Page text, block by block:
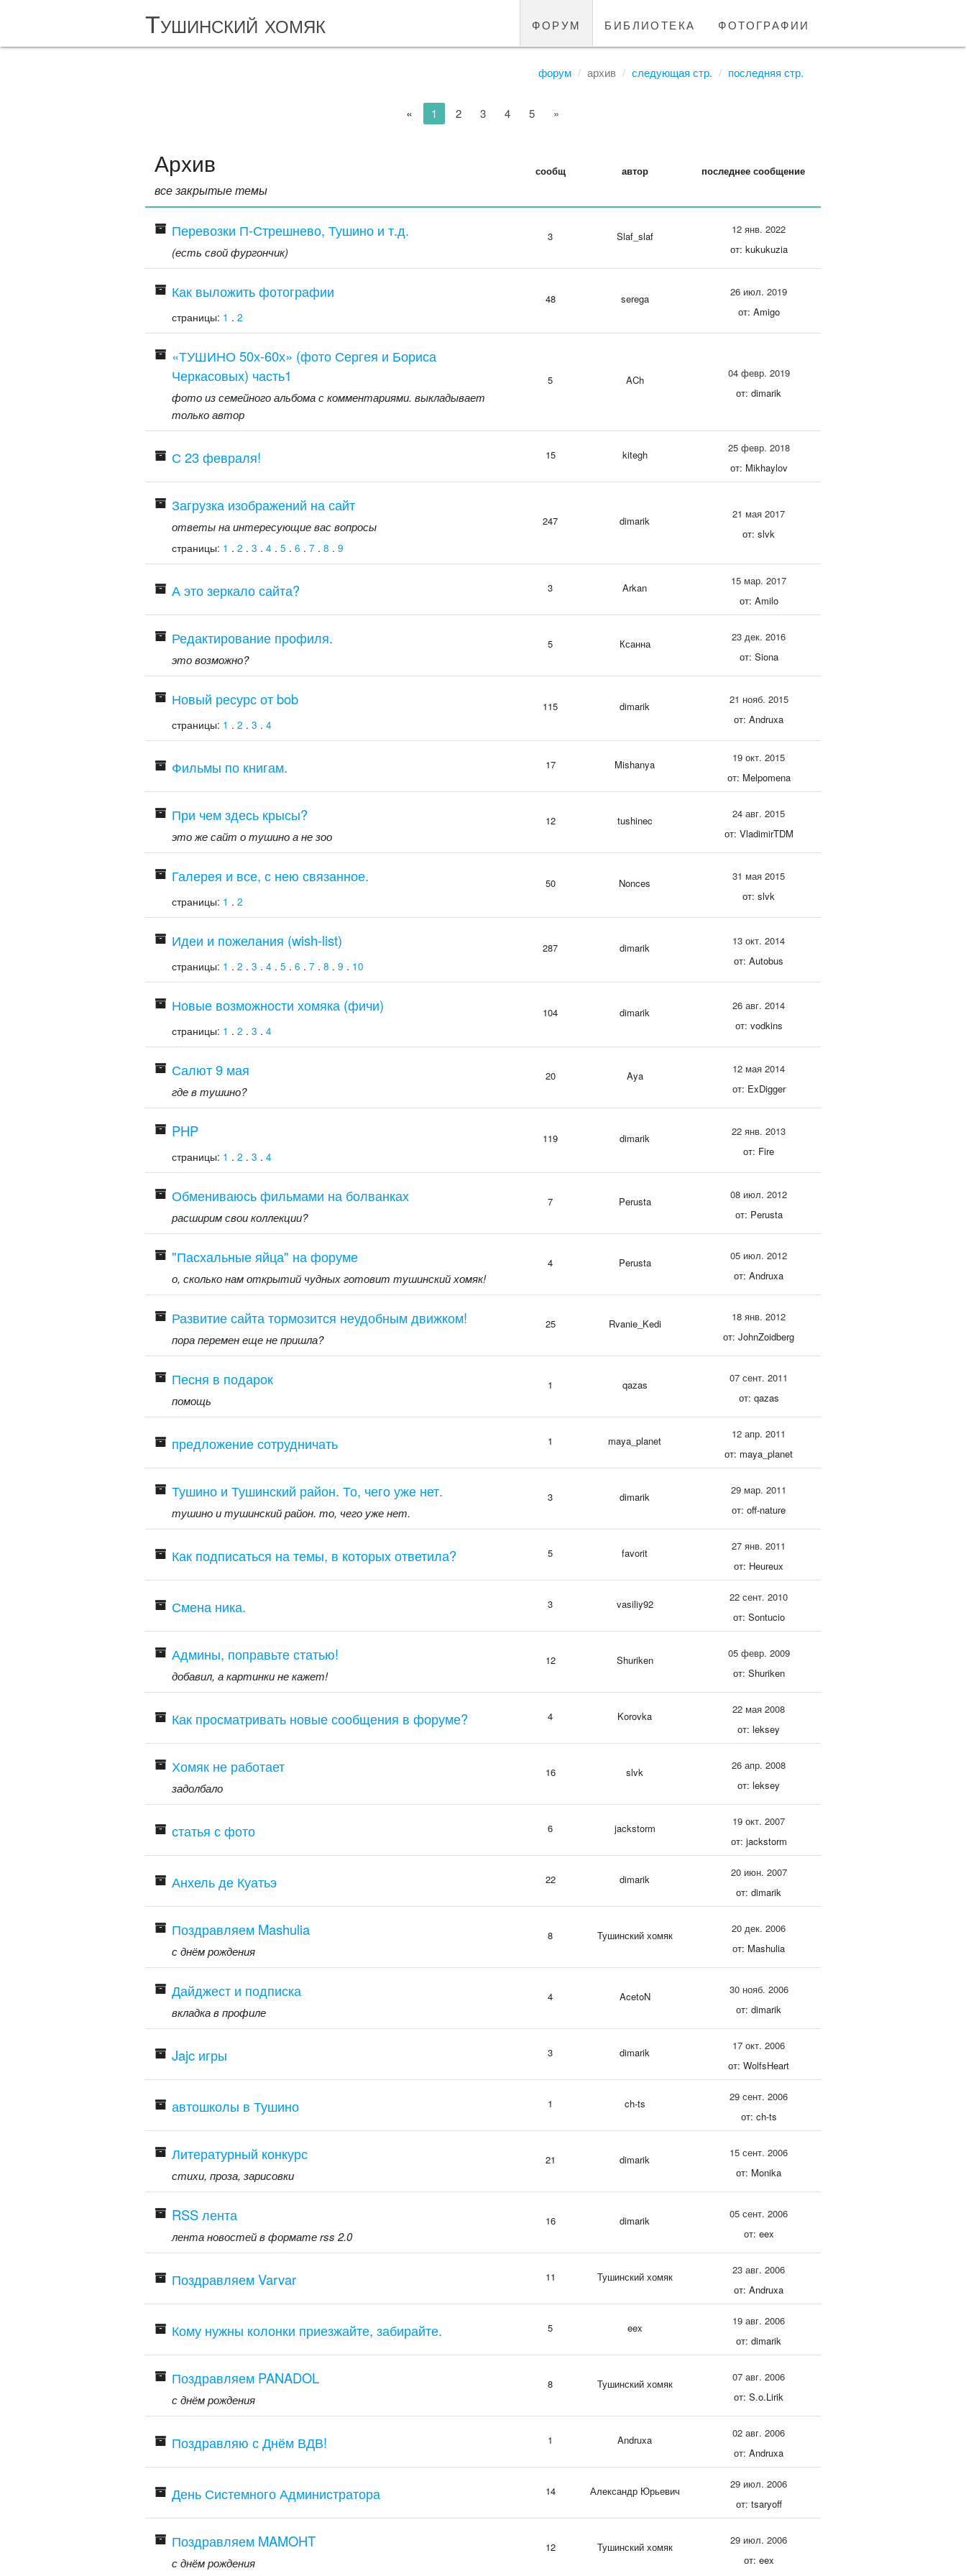
Тушинский хомяк форум библиотека фотографии
форум архив следующая стр. последняя стр.
« 1 2 3 4 5 »
Архив
все закрытые темы
сообщ автор последнее сообщение
Перевозки П-Стрешнево, Тушино и т.д.
(есть свой фургончик)
3 Slaf_slaf
12 янв. 2022
от: kukukuzia
Как выложить фотографии
страницы: 1 . 2
48 serega
26 июл. 2019
от: Amigo
«ТУШИНО 50х-60х» (фото Сергея и Бориса
Черкасовых) часть1
фото из семейного альбома с комментариями. выкладывает
только автор
5 ACh
04 февр. 2019
от: dimarik
С 23 февраля! 15 kitegh
25 февр. 2018
от: Mikhaylov
Загрузка изображений на сайт
ответы на интересующие вас вопросы
страницы: 1 . 2 . 3 . 4 . 5 . 6 . 7 . 8 . 9
247 dimarik
21 мая 2017
от: slvk
А это зеркало сайта? 3 Arkan
15 мар. 2017
от: Amilo
Редактирование профиля.
это возможно?
5 Ксанна
23 дек. 2016
от: Siona
Новый ресурс от bob
страницы: 1 . 2 . 3 . 4
115 dimarik
21 нояб. 2015
от: Andruxa
Фильмы по книгам. 17 Mishanya
19 окт. 2015
от: Melpomena
При чем здесь крысы?
это же сайт о тушино а не зоо
12 tushinec
24 авг. 2015
от: VladimirTDM
Галерея и все, с нею связанное.
страницы: 1 . 2
50 Nonces
31 мая 2015
от: slvk
Идеи и пожелания (wish-list)
страницы: 1 . 2 . 3 . 4 . 5 . 6 . 7 . 8 . 9 . 10
287 dimarik
13 окт. 2014
от: Autobus
Новые возможности хомяка (фичи)
страницы: 1 . 2 . 3 . 4
104 dimarik
26 авг. 2014
от: vodkins
Салют 9 мая
где в тушино?
20 Aya
12 мая 2014
от: ExDigger
PHP
страницы: 1 . 2 . 3 . 4
119 dimarik
22 янв. 2013
от: Fire
Обмениваюсь фильмами на болванках
расширим свои коллекции?
7 Perusta
08 июл. 2012
от: Perusta
"Пасхальные яйца" на форуме
о, сколько нам открытий чудных готовит тушинский хомяк!
4 Perusta
05 июл. 2012
от: Andruxa
Развитие сайта тормозится неудобным движком!
пора перемен еще не пришла?
25 Rvanie_Kedi
18 янв. 2012
от: JohnZoidberg
Песня в подарок
помощь
1 qazas
07 сент. 2011
от: qazas
предложение сотрудничать 1 maya_planet
12 апр. 2011
от: maya_planet
Тушино и Тушинский район. То, чего уже нет.
тушино и тушинский район. то, чего уже нет.
3 dimarik
29 мар. 2011
от: off-nature
Как подписаться на темы, в которых ответила? 5 favorit
27 янв. 2011
от: Heureux
Смена ника. 3 vasiliy92
22 сент. 2010
от: Sontucio
Админы, поправьте статью!
добавил, а картинки не кажет!
12 Shuriken
05 февр. 2009
от: Shuriken
Как просматривать новые сообщения в форуме? 4 Korovka
22 мая 2008
от: leksey
Хомяк не работает
задолбало
16 slvk
26 апр. 2008
от: leksey
статья с фото 6 jackstorm
19 окт. 2007
от: jackstorm
Анхель де Куатьэ 22 dimarik
20 июн. 2007
от: dimarik
Поздравляем Mashulia
с днём рождения
8 Тушинский хомяк
20 дек. 2006
от: Mashulia
Дайджест и подписка
вкладка в профиле
4 AcetoN
30 нояб. 2006
от: dimarik
Jajc игры 3 dimarik
17 окт. 2006
от: WolfsHeart
автошколы в Тушино 1 ch-ts
29 сент. 2006
от: ch-ts
Литературный конкурс
стихи, проза, зарисовки
21 dimarik
15 сент. 2006
от: Monika
RSS лента
лента новостей в формате rss 2.0
16 dimarik
05 сент. 2006
от: eex
Поздравляем Varvar 11 Тушинский хомяк
23 авг. 2006
от: Andruxa
Кому нужны колонки приезжайте, забирайте. 5 eex
19 авг. 2006
от: dimarik
Поздравляем PANADOL
с днём рождения
8 Тушинский хомяк
07 авг. 2006
от: S.o.Lirik
Поздравляю с Днём ВДВ! 1 Andruxa
02 авг. 2006
от: Andruxa
День Системного Администратора 14 Александр Юрьевич
29 июл. 2006
от: tsaryoff
Поздравляем MAMOHT
с днём рождения
12 Тушинский хомяк
29 июл. 2006
от: eex